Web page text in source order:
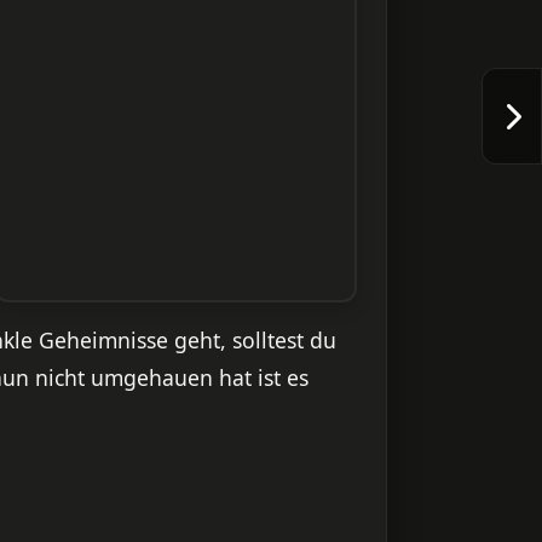
Geheimnisse geht, solltest du
nicht umgehauen hat ist es